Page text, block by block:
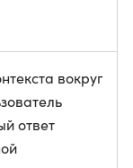
вокруг
ответ